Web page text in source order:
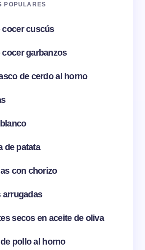
POPULARES
cocer cuscús
cocer garbanzos
de cerdo al horno
de patata
con chorizo
arrugadas
secos en aceite de oliva
pollo al horno